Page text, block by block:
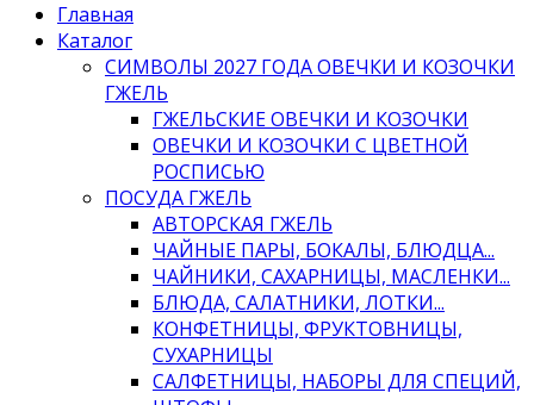
Главная
Каталог
СИМВОЛЫ 2027 ГОДА ОВЕЧКИ И КОЗОЧКИ
ГЖЕЛЬ
ГЖЕЛЬСКИЕ ОВЕЧКИ И КОЗОЧКИ
ОВЕЧКИ И КОЗОЧКИ С ЦВЕТНОЙ
РОСПИСЬЮ
ПОСУДА ГЖЕЛЬ
АВТОРСКАЯ ГЖЕЛЬ
ЧАЙНЫЕ ПАРЫ, БОКАЛЫ, БЛЮДЦА...
ЧАЙНИКИ, САХАРНИЦЫ, МАСЛЕНКИ...
БЛЮДА, САЛАТНИКИ, ЛОТКИ...
КОНФЕТНИЦЫ, ФРУКТОВНИЦЫ,
СУХАРНИЦЫ
САЛФЕТНИЦЫ, НАБОРЫ ДЛЯ СПЕЦИЙ,